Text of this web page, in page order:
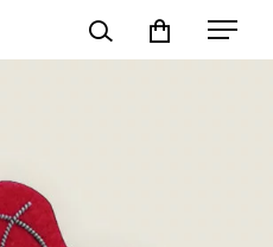
Mon compte
La Comédie
s'habille